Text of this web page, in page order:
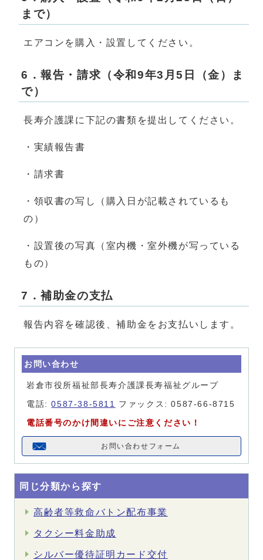
まで）
エアコンを購入・設置してください。
6．報告・請求（令和9年3月5日（金）ま
で）
長寿介護課に下記の書類を提出してください。
・実績報告書
・請求書
・領収書の写し（購入日が記載されているも
の）
・設置後の写真（室内機・室外機が写っている
もの）
7．補助金の支払
報告内容を確認後、補助金をお支払いします。
お問い合わせ
岩倉市役所福祉部長寿介護課長寿福祉グループ
電話:0587-38-5811 ファックス: 0587-66-8715
電話番号のかけ間違いにご注意ください！
お問い合わせフォーム
同じ分類から探す
高齢者等救命バトン配布事業
タクシー料金助成
シルバー優待証明カード交付